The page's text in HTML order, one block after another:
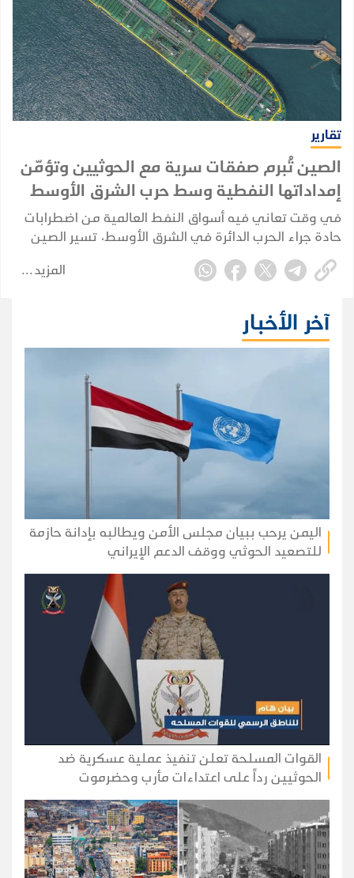
تقارير
الصين تُبرم صفقات سرية مع الحوثيين وتؤمّن
إمداداتها النفطية وسط حرب الشرق الأوسط
في وقت تعاني فيه أسواق النفط العالمية من اضطرابات
حادة جراء الحرب الدائرة في الشرق الأوسط، تسير الصين
في اتجاه مختلف؛ إذ تُبرم صفقاتها الخاصة وتُكرّس نفوذها
الاستراتيجي بعيداً عن الأضواء، بينما تتصارع إدارة ترامب
المزيد
آخر الأخبار
اليمن يرحب ببيان مجلس الأمن ويطالبه بإدانة حازمة
للتصعيد الحوثي ووقف الدعم الإيراني
القوات المسلحة تعلن تنفيذ عملية عسكرية ضد
الحوثيين رداً على اعتداءات مأرب وحضرموت